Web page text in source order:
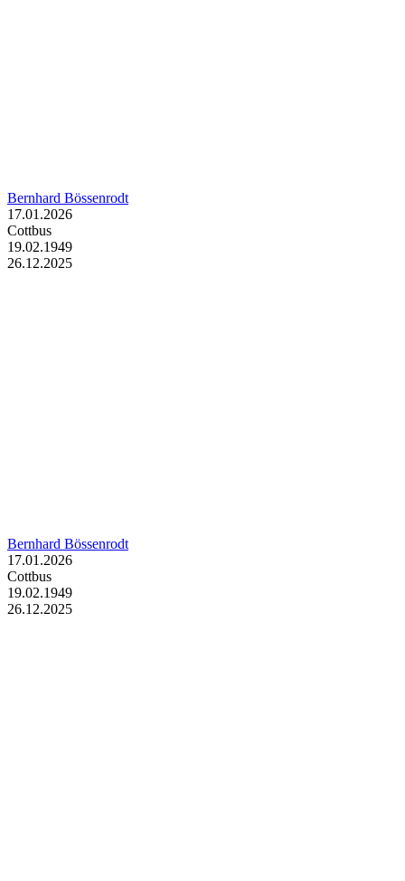
Bernhard Bössenrodt
17.01.2026
Cottbus
19.02.1949
26.12.2025
Bernhard Bössenrodt
17.01.2026
Cottbus
19.02.1949
26.12.2025